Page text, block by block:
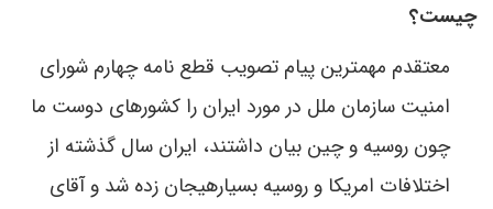
چیست؟
معتقدم مهمترین پیام تصویب قطع نامه چهارم شورای
امنیت سازمان ملل در مورد ایران را کشورهای دوست ما
چون روسیه و چین بیان داشتند، ایران سال گذشته از
اختلافات امریکا و روسیه بسیارهیجان زده شد و آقای